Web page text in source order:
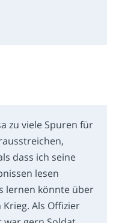
zu viele Spuren für
dass ich seine
lesen
lernen könnte über
Als Offizier